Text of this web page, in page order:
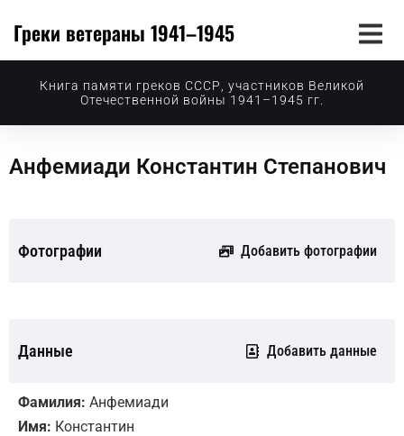
Греки ветераны 1941–1945
Книга памяти греков СССР, участников Великой
Отечественной войны 1941–1945 гг.
Анфемиади Константин Степанович
Фотографии Добавить фотографии
Данные Добавить данные
Фамилия: Анфемиади
Имя: Константин